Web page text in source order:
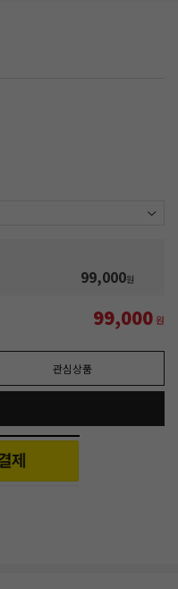
99,000원
99,000원
관심상품